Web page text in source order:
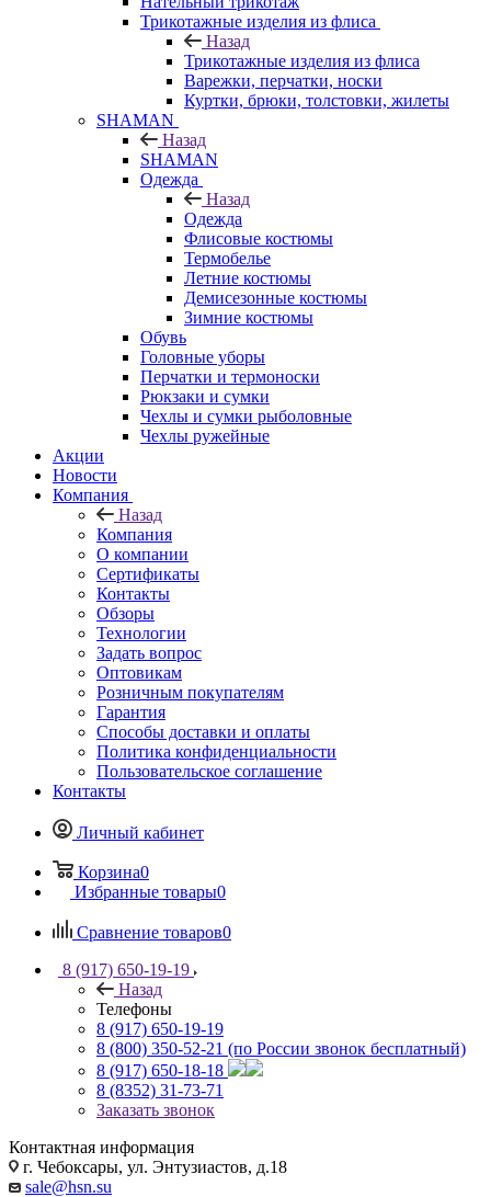
Трикотажные изделия из флиса
Назад
Трикотажные изделия из флиса
Варежки, перчатки, носки
Куртки, брюки, толстовки, жилеты
SHAMAN
Назад
SHAMAN
Одежда
Назад
Одежда
Флисовые костюмы
Термобелье
Летние костюмы
Демисезонные костюмы
Зимние костюмы
Обувь
Головные уборы
Перчатки и термоноски
Рюкзаки и сумки
Чехлы и сумки рыболовные
Чехлы ружейные
Акции
Новости
Компания
Назад
Компания
О компании
Сертификаты
Контакты
Обзоры
Технологии
Задать вопрос
Оптовикам
Розничным покупателям
Гарантия
Способы доставки и оплаты
Политика конфиденциальности
Пользовательское соглашение
Контакты
Личный кабинет
Корзина0
Избранные товары0
Сравнение товаров0
8 (917) 650-19-19
Назад
Телефоны
8 (917) 650-19-19
8 (800) 350-52-21 (по России звонок бесплатный)
8 (917) 650-18-18
8 (8352) 31-73-71
Заказать звонок
Контактная информация
г. Чебоксары, ул. Энтузиастов, д.18
sale@hsn.su